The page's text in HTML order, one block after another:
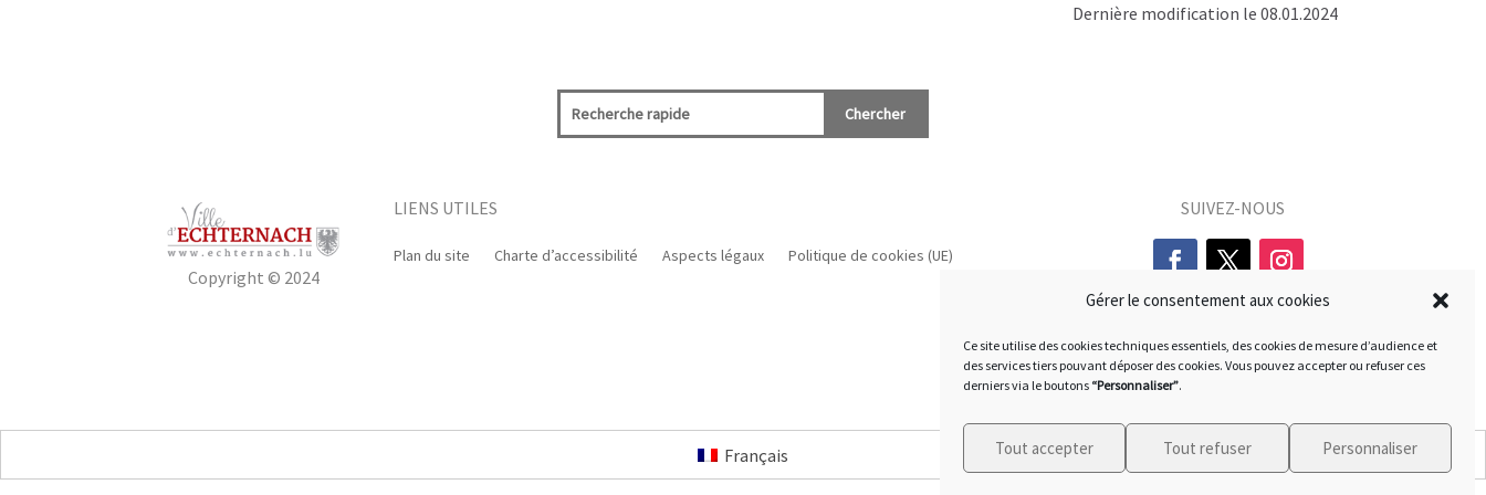
Gérer le consentement aux cookies
Ce site utilise des cookies techniques essentiels, des cookies de mesure d’audience et
des services tiers pouvant déposer des cookies. Vous pouvez accepter ou refuser ces
derniers via le boutons “Personnaliser”.
Tout accepter Tout refuser Personnaliser
Dernière modification le 08.01.2024
Copyright © 2024
LIENS UTILES
Plan du site Charte d’accessibilité Aspects légaux Politique de cookies (UE)
SUIVEZ-NOUS
Français